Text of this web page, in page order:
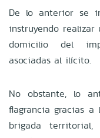
De lo anterior se
instruyendo
domicilio del
asociadas al ilícito.
No obstante, lo
flagrancia gracias a
brigada